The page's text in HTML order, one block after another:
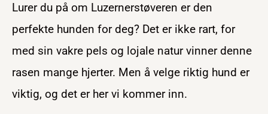
Lurer du på om Luzernerstøveren er den
perfekte hunden for deg? Det er ikke rart, for
med sin vakre pels og lojale natur vinner denne
rasen mange hjerter. Men å velge riktig hund er
viktig, og det er her vi kommer inn.